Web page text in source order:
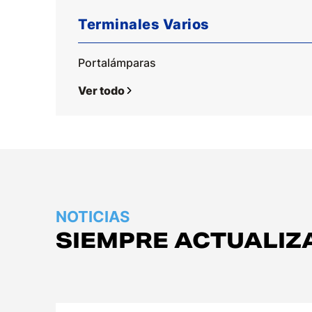
Terminales Varios
Portalámparas
Ver todo
NOTICIAS
SIEMPRE